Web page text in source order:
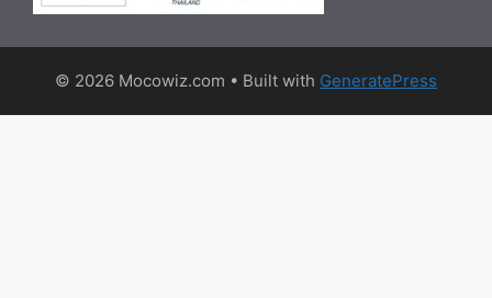
© 2026 Mocowiz.com • Built with GeneratePress